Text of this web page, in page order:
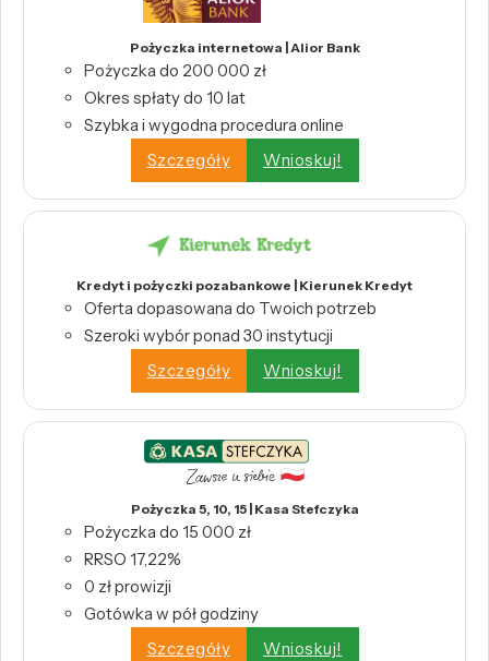
Pożyczka internetowa | Alior Bank
Pożyczka do 200 000 zł
Okres spłaty do 10 lat
Szybka i wygodna procedura online
Szczegóły
Wnioskuj!
Kredyt i pożyczki pozabankowe | Kierunek Kredyt
Oferta dopasowana do Twoich potrzeb
Szeroki wybór ponad 30 instytucji
Szczegóły
Wnioskuj!
Pożyczka 5, 10, 15 | Kasa Stefczyka
Pożyczka do 15 000 zł
RRSO 17,22%
0 zł prowizji
Gotówka w pół godziny
Szczegóły
Wnioskuj!